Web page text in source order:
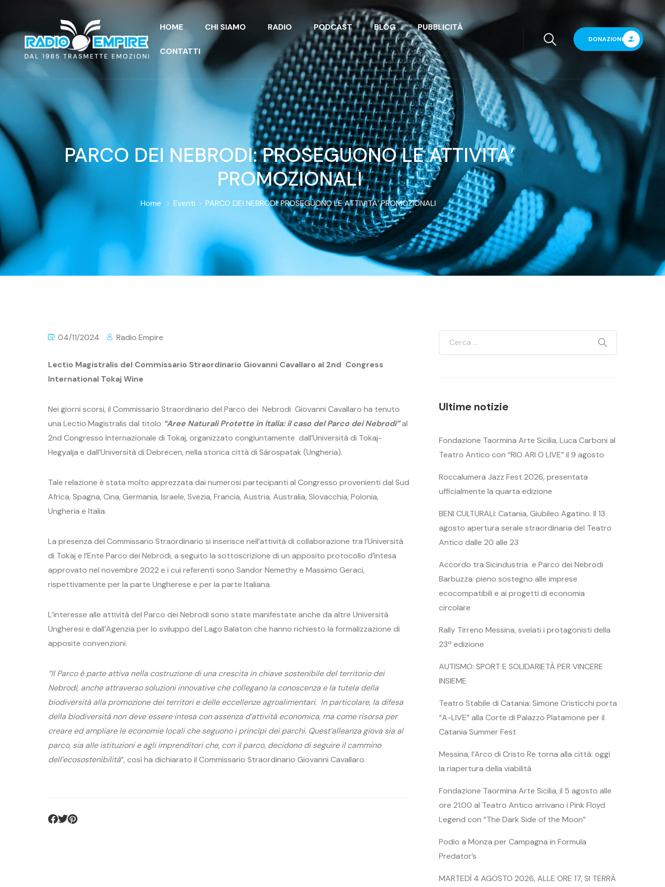
HOME CHI SIAMO RADIO PODCAST BLOG PUBBLICITÀ
CONTATTI
DONAZIONI
PARCO DEI NEBRODI: PROSEGUONO LE ATTIVITA’
PROMOZIONALI
Home Eventi PARCO DEI NEBRODI: PROSEGUONO LE ATTIVITA’ PROMOZIONALI
04/11/2024 Radio Empire
Lectio Magistralis del Commissario Straordinario Giovanni Cavallaro al 2nd Congress
International Tokaj Wine
Nei giorni scorsi, il Commissario Straordinario del Parco dei Nebrodi Giovanni Cavallaro ha tenuto
una Lectio Magistralis dal titolo “Aree Naturali Protette in Italia: il caso del Parco dei Nebrodi”al
2nd Congresso Internazionale di Tokaj, organizzato congiuntamente dall’Università di Tokaj-
Hegyalja e dall’Università di Debrecen, nella storica città di Sárospatak (Ungheria).
Tale relazione è stata molto apprezzata dai numerosi partecipanti al Congresso provenienti dal Sud
Africa, Spagna, Cina, Germania, Israele, Svezia, Francia, Austria, Australia, Slovacchia, Polonia,
Ungheria e Italia.
La presenza del Commissario Straordinario si inserisce nell’attività di collaborazione tra l’Università
di Tokaj e l’Ente Parco dei Nebrodi, a seguito la sottoscrizione di un apposito protocollo d’intesa
approvato nel novembre 2022 e i cui referenti sono Sandor Nemethy e Massimo Geraci,
rispettivamente per la parte Ungherese e per la parte Italiana.
L’interesse alle attività del Parco dei Nebrodi sono state manifestate anche da altre Università
Ungheresi e dall’Agenzia per lo sviluppo del Lago Balaton che hanno richiesto la formalizzazione di
apposite convenzioni.
“Il Parco è parte attiva nella costruzione di una crescita in chiave sostenibile del territorio dei
Nebrodi, anche attraverso soluzioni innovative che collegano la conoscenza e la tutela della
biodiversità alla promozione dei territori e delle eccellenze agroalimentari. In particolare, la difesa
della biodiversità non deve essere intesa con assenza d’attività economica, ma come risorsa per
creare ed ampliare le economie locali che seguono i princìpi dei parchi. Quest’alleanza giova sia al
parco, sia alle istituzioni e agli imprenditori che, con il parco, decidono di seguire il cammino
dell’ecosostenibilità”, così ha dichiarato il Commissario Straordinario Giovanni Cavallaro.
Ultime notizie
Fondazione Taormina Arte Sicilia, Luca Carboni al
Teatro Antico con “RIO ARI O LIVE” il 9 agosto
Roccalumera Jazz Fest 2026, presentata
ufficialmente la quarta edizione
BENI CULTURALI: Catania, Giubileo Agatino. Il 13
agosto apertura serale straordinaria del Teatro
Antico dalle 20 alle 23
Accordo tra Sicindustria e Parco dei Nebrodi
Barbuzza: pieno sostegno alle imprese
ecocompatibili e ai progetti di economia
circolare
Rally Tirreno Messina, svelati i protagonisti della
23ª edizione
AUTISMO: SPORT E SOLIDARIETÀ PER VINCERE
INSIEME
Teatro Stabile di Catania: Simone Cristicchi porta
“A-LIVE” alla Corte di Palazzo Platamone per il
Catania Summer Fest
Messina, l’Arco di Cristo Re torna alla città: oggi
la riapertura della viabilità
Fondazione Taormina Arte Sicilia, il 5 agosto alle
ore 21.00 al Teatro Antico arrivano i Pink Floyd
Legend con “The Dark Side of the Moon”
Podio a Monza per Campagna in Formula
Predator’s
MARTEDÌ 4 AGOSTO 2026, ALLE ORE 17, SI TERRÀ